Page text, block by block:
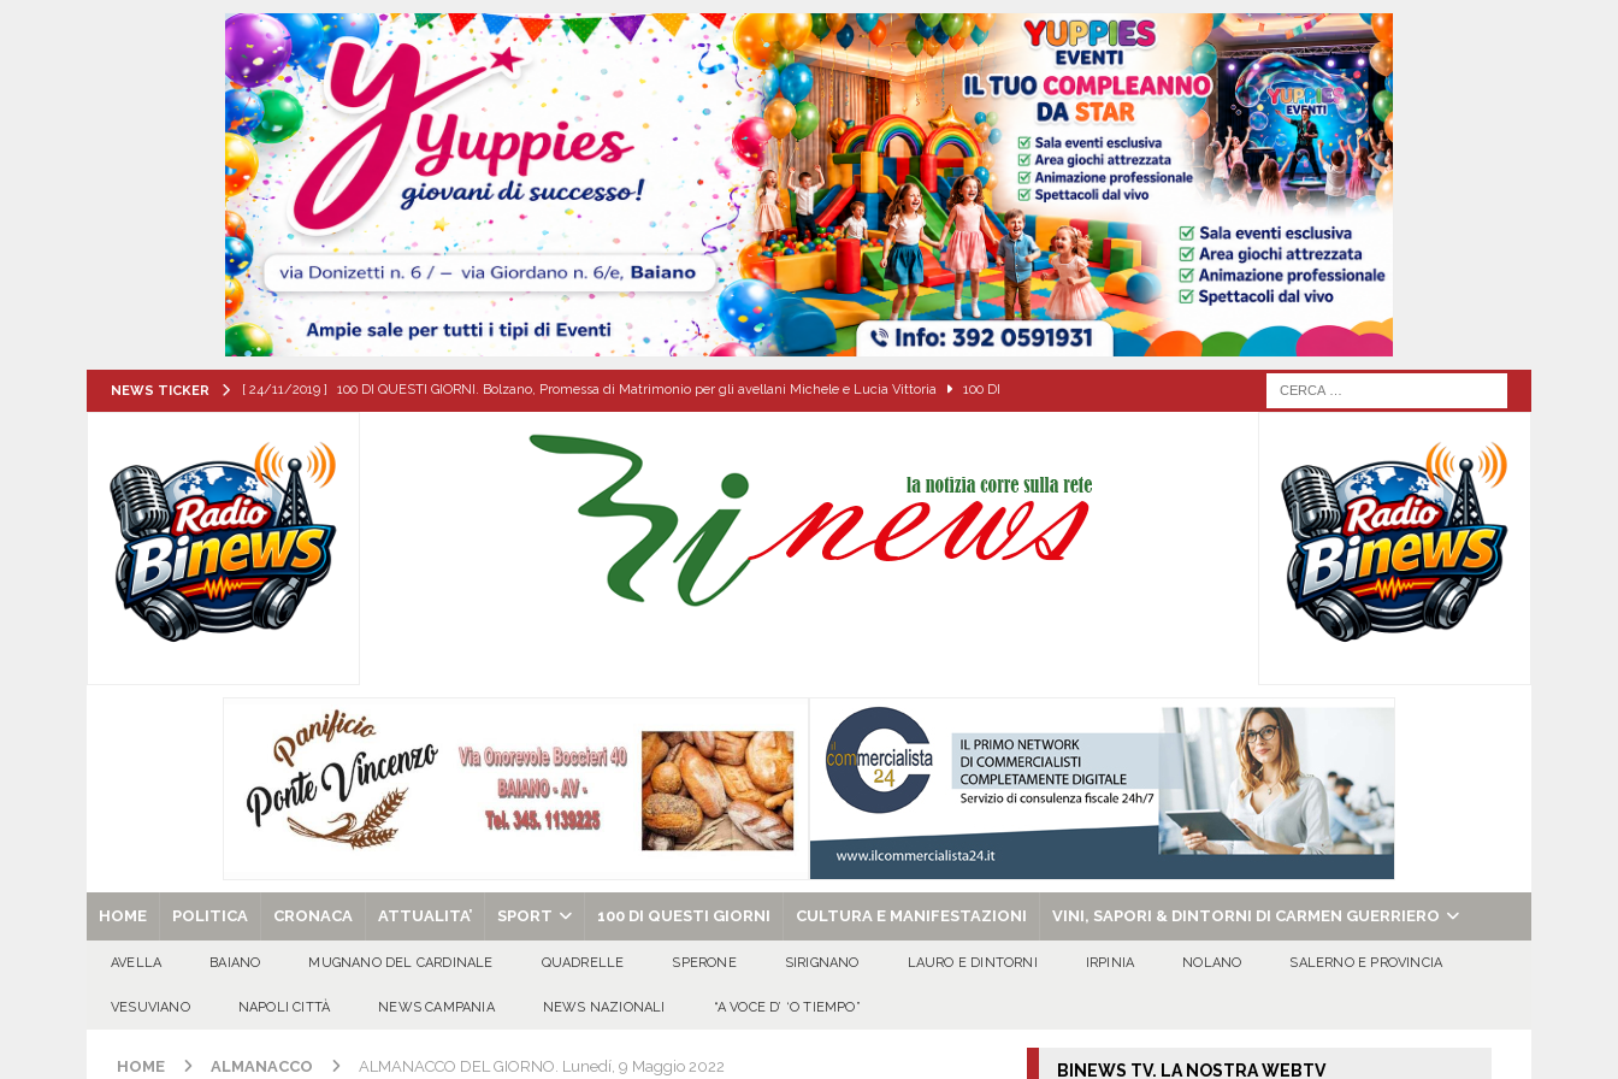
NEWS TICKER [ 24/11/2019 ] 100 DI QUESTI GIORNI. Bolzano, Promessa di Matrimonio per gli avellani Michele e Lucia Vittoria 100 DI
[ 06/08/2026 ] Il comune di Meta di Sorrento stipula protolocco d’intesa con la guardia Agroforestale Italiana
CITTA'
[ 06/08/2026 ] Mugnano del Cardinale, Iolanda Prisco è la nuova agente della Polizia Municipale ATTUALITA'
[ 06/08/2026 ] Lutto ad Avella: è scomparso il dott. Domenico Amato, aveva 85 anni
[ 06/08/2026 ]
[ 06/08/2026 ] VALLESACCARDA, torna CumVivere: la tavola come simbolo di condivisione, armonia e bellezza.
E MANIFESTAZIONI
[ 29/08/2025 ] SANT’Oggi. Venerdì 29 agosto la chiesa celebra il Martirio di san Giovanni Battista e santa Sabina EVIDENZA
HOME POLITICA CRONACA ATTUALITA’ SPORT 100 DI QUESTI GIORNI CULTURA E MANIFESTAZIONI VINI, SAPORI & DINTORNI DI CARMEN GUERRIERO
AVELLA BAIANO MUGNANO DEL CARDINALE QUADRELLE SPERONE SIRIGNANO LAURO E DINTORNI IRPINIA NOLANO SALERNO E PROVINCIA
VESUVIANO NAPOLI CITTÀ NEWS CAMPANIA NEWS NAZIONALI “A VOCE D’ ‘O TIEMPO”
HOME ALMANACCO ALMANACCO DEL GIORNO. Lunedí, 9 Maggio 2022 BINEWS TV. LA NOSTRA WEBTV